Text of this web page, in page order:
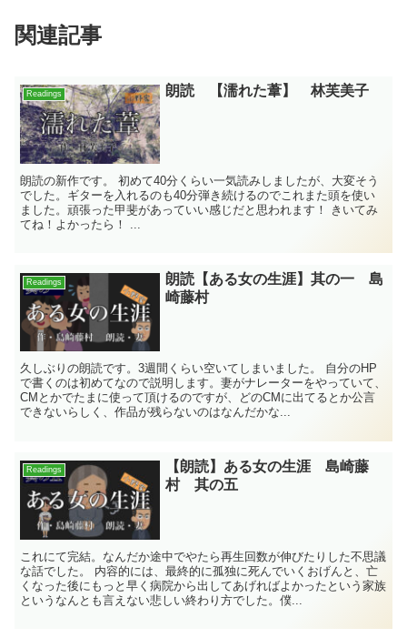
関連記事
Readings 朗読 【濡れた葦】 林芙美子
朗読の新作です。 初めて40分くらい一気読みしましたが、大変そう
でした。ギターを入れるのも40分弾き続けるのでこれまた頭を使い
ました。頑張った甲斐があっていい感じだと思われます！ きいてみ
てね！よかったら！ ...
Readings
朗読【ある女の生涯】其の一 島
崎藤村
久しぶりの朗読です。3週間くらい空いてしまいました。 自分のHP
で書くのは初めてなので説明します。妻がナレーターをやっていて、
CMとかでたまに使って頂けるのですが、どのCMに出てるとか公言
できないらしく、作品が残らないのはなんだかな...
Readings
【朗読】ある女の生涯 島崎藤
村 其の五
これにて完結。なんだか途中でやたら再生回数が伸びたりした不思議
な話でした。 内容的には、最終的に孤独に死んでいくおげんと、亡
くなった後にもっと早く病院から出してあげればよかったという家族
というなんとも言えない悲しい終わり方でした。僕...